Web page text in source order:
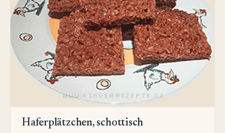
Haferplätzchen, schottisch